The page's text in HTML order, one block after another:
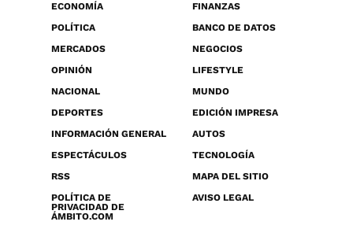
ECONOMÍA
FINANZAS
POLÍTICA
BANCO DE DATOS
MERCADOS
NEGOCIOS
OPINIÓN
LIFESTYLE
NACIONAL
MUNDO
DEPORTES
EDICIÓN IMPRESA
INFORMACIÓN GENERAL
AUTOS
ESPECTÁCULOS
TECNOLOGÍA
RSS
MAPA DEL SITIO
POLÍTICA DE
PRIVACIDAD DE
ÁMBITO.COM
AVISO LEGAL